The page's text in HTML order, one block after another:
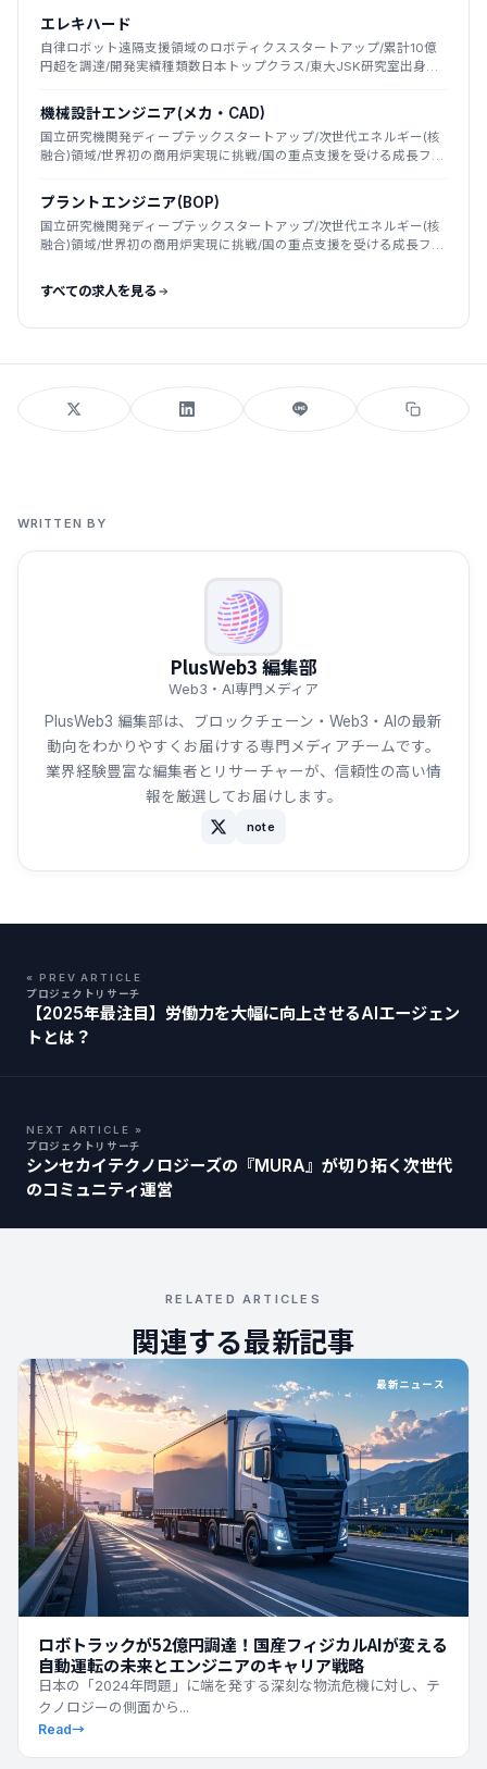
エレキハード
自律ロボット遠隔支援領域のロボティクススタートアップ/累計10億
円超を調達/開発実績種類数日本トップクラス/東大JSK研究室出身者
機械設計エンジニア(メカ・CAD)
国立研究機関発ディープテックスタートアップ/次世代エネルギー(核
融合)領域/世界初の商用炉実現に挑戦/国の重点支援を受ける成長フェ
プラントエンジニア(BOP)
国立研究機関発ディープテックスタートアップ/次世代エネルギー(核
融合)領域/世界初の商用炉実現に挑戦/国の重点支援を受ける成長フェ
すべての求人を見る
WRITTEN BY
PlusWeb3 編集部
Web3・AI専門メディア
PlusWeb3 編集部は、ブロックチェーン・Web3・AIの最新
動向をわかりやすくお届けする専門メディアチームです。
業界経験豊富な編集者とリサーチャーが、信頼性の高い情
報を厳選してお届けします。
note
« PREV ARTICLE
プロジェクトリサーチ
【2025年最注目】労働力を大幅に向上させるAIエージェン
トとは？
NEXT ARTICLE »
プロジェクトリサーチ
シンセカイテクノロジーズの『MURA』が切り拓く次世代
のコミュニティ運営
RELATED ARTICLES
関連する最新記事
最新ニュース
ロボトラックが52億円調達！国産フィジカルAIが変える
自動運転の未来とエンジニアのキャリア戦略
日本の「2024年問題」に端を発する深刻な物流危機に対し、テ
クノロジーの側面から...
Read→